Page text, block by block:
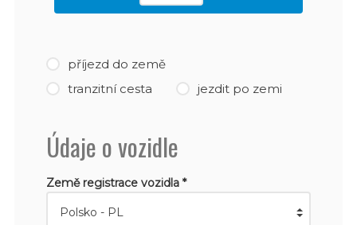
příjezd do země
tranzitní cesta
jezdit po zemi
Údaje o vozidle
Země registrace vozidla *